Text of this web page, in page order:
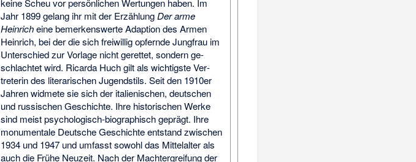
keine Scheu vor persön­lichen Wertungen haben. Im
Jahr 1899 gelang ihr mit der ErzählungDer arme
Heinricheine bemerkens­werte Adaption des Armen
Heinrich, bei der die sich frei­willig opfernde Jung­frau im
Unter­schied zur Vor­lage nicht gerettet, sondern ge­
schlachtet wird. Ricarda Huch gilt als wichtigste Ver­
treterin des literarischen Jugend­stils. Seit den 1910er
Jahren widmete sie sich der italienischen, deutschen
und russischen Geschichte. Ihre histo­rischen Werke
sind meist psycho­logisch-biogra­phisch geprägt. Ihre
monumen­tale Deutsche Geschichte entstand zwischen
1934 und 1947 und um­fasst sowohl das Mittel­alter als
auch die Frühe Neu­zeit. Nach der Macht­ergreifung der